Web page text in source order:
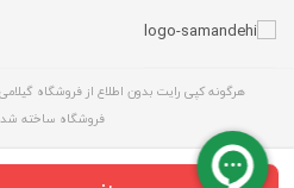
هرگونه کپی رایت بدون اطلاع از فروشگاه
فروشگاه ساخته